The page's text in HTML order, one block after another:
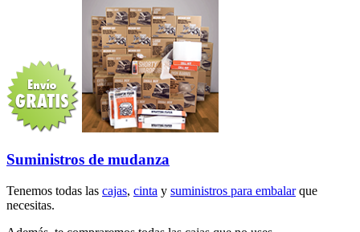
Suministros de mudanza
Tenemos todas las cajas, cinta y suministros para embalarque
necesitas.